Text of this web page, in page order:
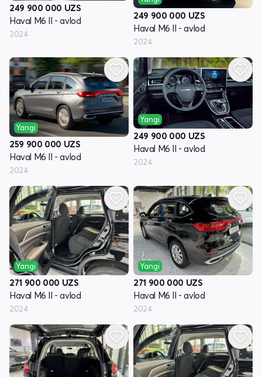
249 900 000 UZS
Haval M6 II - avlod
2024
249 900 000 UZS
Haval M6 II - avlod
2024
Yangi
259 900 000 UZS
Haval M6 II - avlod
2024
Yangi
249 900 000 UZS
Haval M6 II - avlod
2024
Yangi
271 900 000 UZS
Haval M6 II - avlod
2024
Yangi
271 900 000 UZS
Haval M6 II - avlod
2024